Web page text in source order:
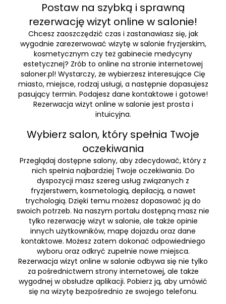
Postaw na szybką i sprawną
rezerwację wizyt online w salonie!
Chcesz zaoszczędzić czas i zastanawiasz się, jak
wygodnie zarezerwować wizytę w salonie fryzjerskim,
kosmetycznym czy też gabinecie medycyny
estetycznej? Zrób to online na stronie internetowej
saloner.pl! Wystarczy, że wybierzesz interesujące Cię
miasto, miejsce, rodzaj usługi, a następnie dopasujesz
pasujący termin. Podajesz dane kontaktowe i gotowe!
Rezerwacja wizyt online w salonie jest prosta i
intuicyjna.
Wybierz salon, który spełnia Twoje
oczekiwania
Przeglądaj dostępne salony, aby zdecydować, który z
nich spełnia najbardziej Twoje oczekiwania. Do
dyspozycji masz szereg usług związanych z
fryzjerstwem, kosmetologią, depilacją, a nawet
trychologią. Dzięki temu możesz dopasować ją do
swoich potrzeb. Na naszym portalu dostępną masz nie
tylko rezerwację wizyt w salonie, ale także opinie
innych użytkowników, mapę dojazdu oraz dane
kontaktowe. Możesz zatem dokonać odpowiedniego
wyboru oraz odkryć zupełnie nowe miejsca.
Rezerwacja wizyt online w salonie odbywa się nie tylko
za pośrednictwem strony internetowej, ale także
wygodnej w obsłudze aplikacji. Pobierz ją, aby umówić
się na wizytę bezpośrednio ze swojego telefonu.